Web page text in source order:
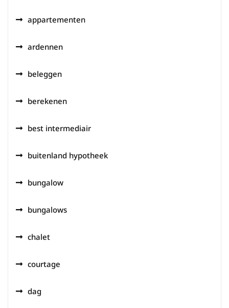
appartementen
ardennen
beleggen
berekenen
best intermediair
buitenland hypotheek
bungalow
bungalows
chalet
courtage
dag